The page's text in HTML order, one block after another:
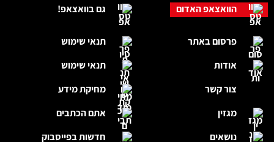
גם בוואצאפ!
תנאי שימוש
תנאי שימוש
מחיקת מידע
אתם הכתבים
חדשות בפייסבוק
הוואצאפ האדום
פרסום באתר
אודות
צור קשר
מגזין
נושאים